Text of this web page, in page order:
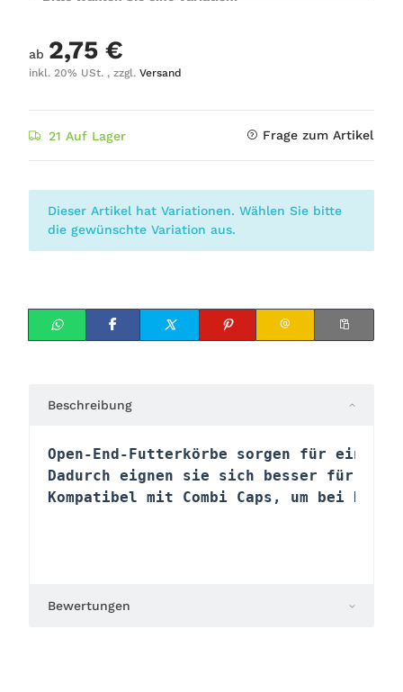
ab 2,75 €
inkl. 20% USt. , zzgl. Versand
21 Auf Lager Frage zum Artikel
x
Dieser Artikel hat Variationen. Wählen Sie bitte
die gewünschte Variation aus.
Beschreibung
Open-End-Futterkörbe sorgen für eine
Dadurch eignen sie sich besser für
Kompatibel mit Combi Caps, um bei
Bewertungen